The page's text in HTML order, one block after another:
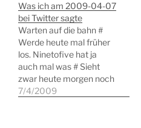
unsere kleine ist ziemlich
aufgeregt. am montag
geht es zum 1.…
Was ich am 2009-04-07
bei Twitter sagte
Warten auf die bahn #
Werde heute mal früher
los. Ninetofive hat ja
auch mal was # Sieht
zwar heute morgen noch
nicht recht nach frühling
7/4/2009